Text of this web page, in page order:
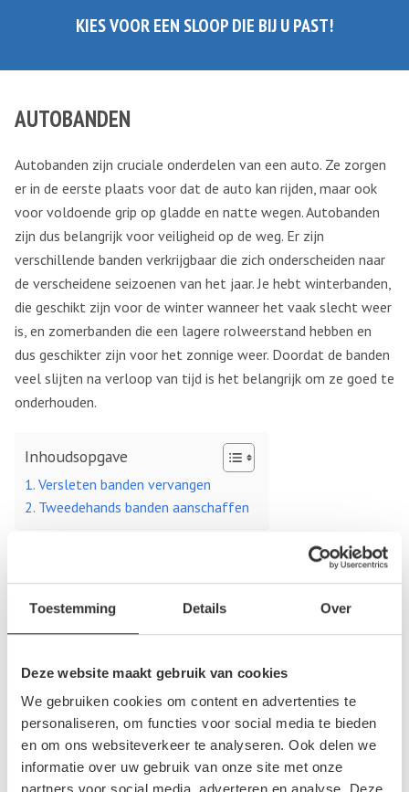
Toestemming Details Over
Deze website maakt gebruik van cookies
We gebruiken cookies om content en advertenties te
personaliseren, om functies voor social media te bieden
en om ons websiteverkeer te analyseren. Ook delen we
informatie over uw gebruik van onze site met onze
KIES VOOR EEN SLOOP DIE BIJ U PAST!
AUTOBANDEN
Autobanden zijn cruciale onderdelen van een auto. Ze zorgen
er in de eerste plaats voor dat de auto kan rijden, maar ook
voor voldoende grip op gladde en natte wegen. Autobanden
zijn dus belangrijk voor veiligheid op de weg. Er zijn
verschillende banden verkrijgbaar die zich onderscheiden naar
de verscheidene seizoenen van het jaar. Je hebt winterbanden,
die geschikt zijn voor de winter wanneer het vaak slecht weer
is, en zomerbanden die een lagere rolweerstand hebben en
dus geschikter zijn voor het zonnige weer. Doordat de banden
veel slijten na verloop van tijd is het belangrijk om ze goed te
onderhouden.
Inhoudsopgave
Versleten banden vervangen
Tweedehands banden aanschaffen
Versleten banden zijn gevaarlijk op de weg, maar wanneer is
profieldiepte en bandenspanning. Daarnaast kan het natuurlijk
voorkomen dat de band lek raakt, hoewel moderne banden
tegenwoordig aardig sterk zijn. Een specialist kan bepalen of
de lekke band nog gerepareerd kan worden, of dat het in zijn
geheel vervangen moet worden. Door het vele gebruik kunnen